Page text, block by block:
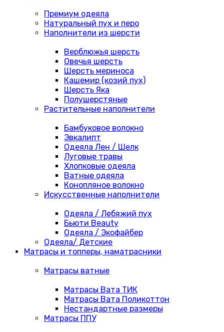
Премиум одеяла
Натуральный пух и перо
Наполнители из шерсти
Верблюжья шерсть
Овечья шерсть
Шерсть мериноса
Кашемир (козий пух)
Шерсть Яка
Полушерстяные
Растительные наполнители
Бамбуковое волокно
Эвкалипт
Одеяла Лен / Шелк
Луговые травы
Хлопковые одеяла
Ватные одеяла
Конопляное волокно
Искусственные наполнители
Одеяла / Лебяжий пух
Бьюти Beauty
Одеяла / Экофайбер
Одеяла/ Детские
Матрасы и топперы, наматрасники
Матрасы ватные
Матрасы Вата ТИК
Матрасы Вата Поликоттон
Нестандартные размеры
Матрасы ППУ